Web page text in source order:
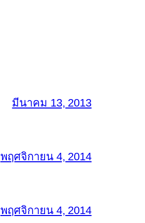
มีนาคม 13, 2013
พฤศจิกายน 4, 2014
พฤศจิกายน 4, 2014